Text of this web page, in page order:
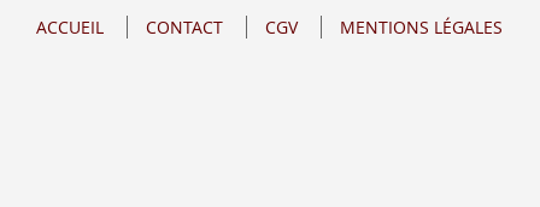
lettre
ACCUEIL CONTACT CGV MENTIONS LÉGALES